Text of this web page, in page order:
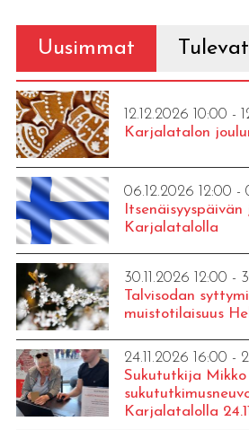
Uusimmat Tulevat
12.12.2026 10:00 -
Karjalatalon
06.12.2026 12:00 -
Itsenäisyyspäivän
Karjalatalolla
30.11.2026 12:00 -
Talvisodan
muistotilaisuus
24.11.2026 16:00 -
Sukututkija
Karjalatalolla